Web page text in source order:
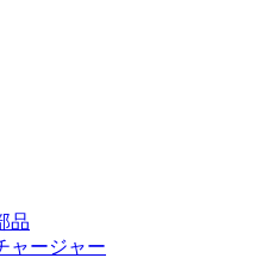
品
ャージャー